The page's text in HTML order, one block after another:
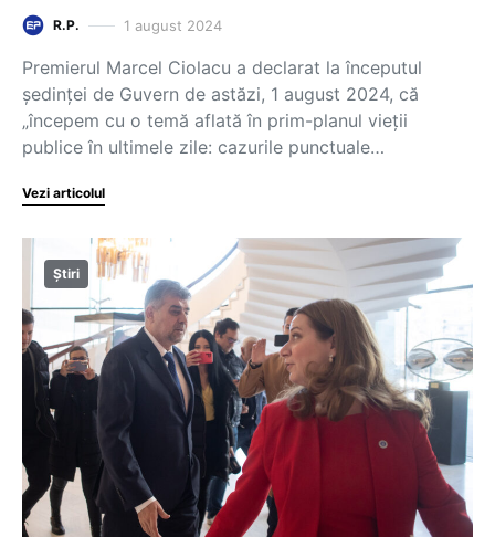
R.P. 1 august 2024
Premierul Marcel Ciolacu a declarat la începutul
ședinței de Guvern de astăzi, 1 august 2024, că
„începem cu o temă aflată în prim-planul vieții
publice în ultimele zile: cazurile punctuale…
Vezi articolul
Știri